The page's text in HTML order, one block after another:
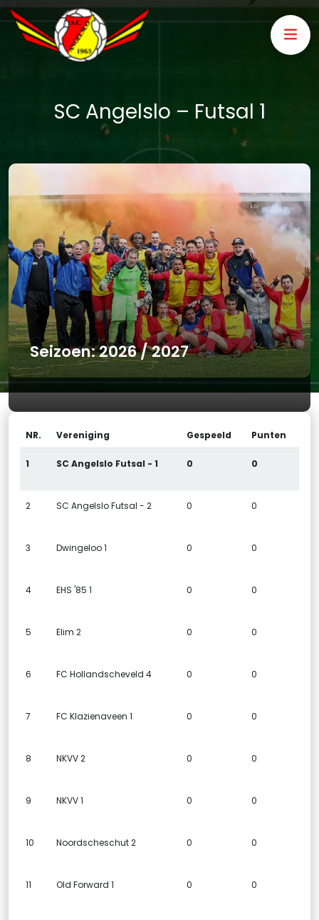
SC Angelslo – Futsal 1
Seizoen: 2026 / 2027
NR. Vereniging Gespeeld Punten
1 SC Angelslo Futsal - 1 0 0
2 SC Angelslo Futsal - 2 0 0
3 Dwingeloo 1 0 0
4 EHS '85 1 0 0
5 Elim 2 0 0
6 FC Hollandscheveld 4 0 0
7 FC Klazienaveen 1 0 0
8 NKVV 2 0 0
9 NKVV 1 0 0
10 Noordscheschut 2 0 0
11 Old Forward 1 0 0